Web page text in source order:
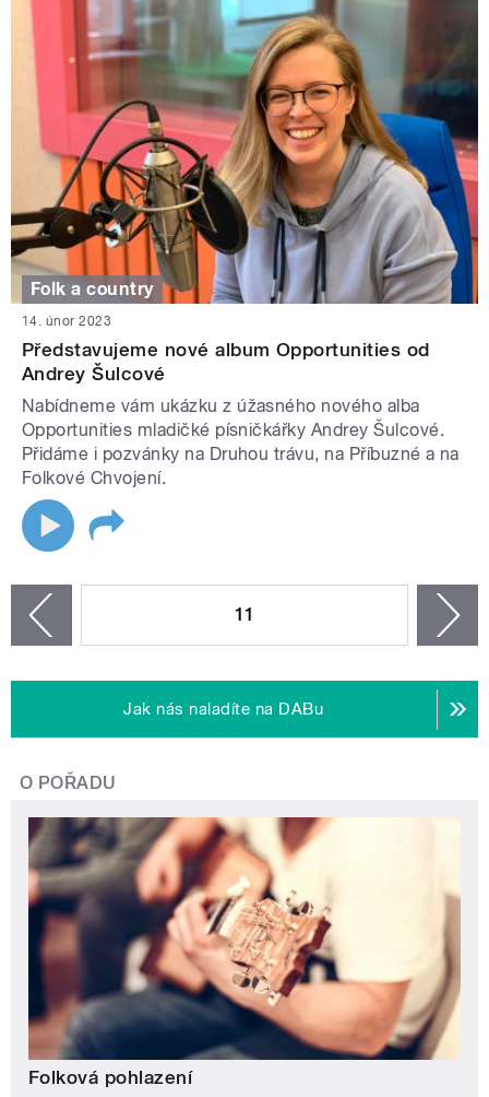
Folk a country
14. únor 2023
Představujeme nové album Opportunities od
Andrey Šulcové
Nabídneme vám ukázku z úžasného nového alba
Opportunities mladičké písničkářky Andrey Šulcové.
Přidáme i pozvánky na Druhou trávu, na Příbuzné a na
Folkové Chvojení.
11
Jak nás naladíte na DABu
O POŘADU
Folková pohlazení